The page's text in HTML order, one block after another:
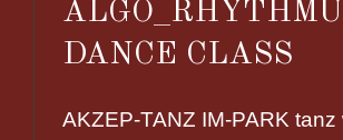
DANCE CLASS
AKZEP-TANZ IM-PARK tanz